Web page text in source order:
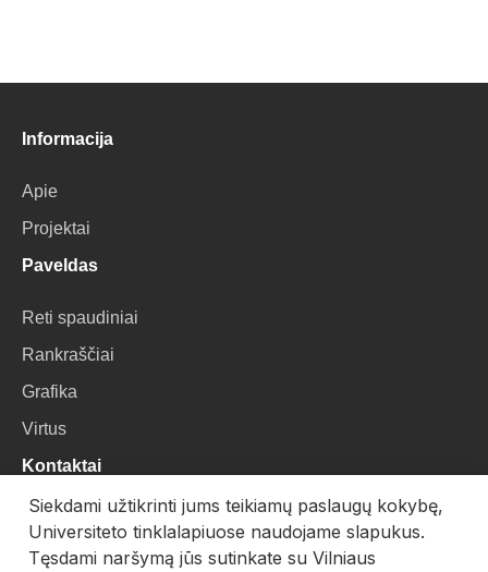
Informacija
Apie
Projektai
Paveldas
Reti spaudiniai
Rankraščiai
Grafika
Virtus
Kontaktai
VU Biblioteka
Universiteto g. 3, LT-01122, Vilnius
Siekdami užtikrinti jums teikiamų paslaugų kokybę,
Universiteto tinklalapiuose naudojame slapukus.
Tęsdami naršymą jūs sutinkate su Vilniaus